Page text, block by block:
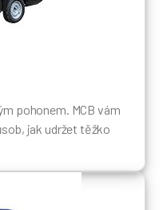
pohonem. MCB vám
jak udržet těžko